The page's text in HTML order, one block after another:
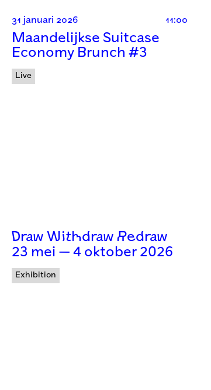
31 januari 2026 11:00
Maandelijkse Suitcase
Economy Brunch #3
Live
Draw Withdraw Redraw
23 mei — 4 oktober 2026
Exhibition